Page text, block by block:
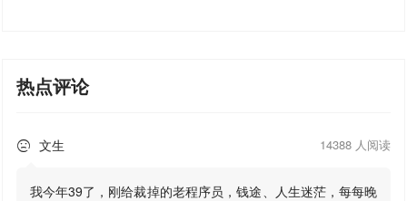
热点评论
 文生 14388 人阅读
我今年39了，刚给裁掉的老程序员，钱途、人生迷茫，每每晚